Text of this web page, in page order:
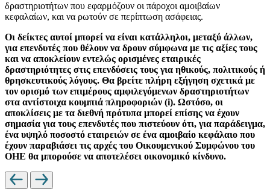
δραστηριοτήτων που εφαρμόζουν οι πάροχοι αμοιβαίων
κεφαλαίων, και να ρωτούν σε περίπτωση ασάφειας.
Οι δείκτες αυτοί μπορεί να είναι κατάλληλοι, μεταξύ άλλων,
για επενδυτές που θέλουν να δρουν σύμφωνα με τις αξίες τους
και να αποκλείουν εντελώς ορισμένες εταιρικές
δραστηριότητες στις επενδύσεις τους για ηθικούς, πολιτικούς ή
θρησκευτικούς λόγους. Θα βρείτε πλήρη εξήγηση σχετικά με
τον ορισμό των επιμέρους αμφιλεγόμενων δραστηριοτήτων
στα αντίστοιχα κουμπιά πληροφοριών (i). Ωστόσο, οι
αποκλίσεις με τα διεθνή πρότυπα μπορεί επίσης να έχουν
σημασία για τους επενδυτές που πιστεύουν ότι, για παράδειγμα,
ένα υψηλό ποσοστό εταιρειών σε ένα αμοιβαίο κεφάλαιο που
έχουν παραβιάσει τις αρχές του Οικουμενικού Συμφώνου του
ΟΗΕ θα μπορούσε να αποτελέσει οικονομικό κίνδυνο.